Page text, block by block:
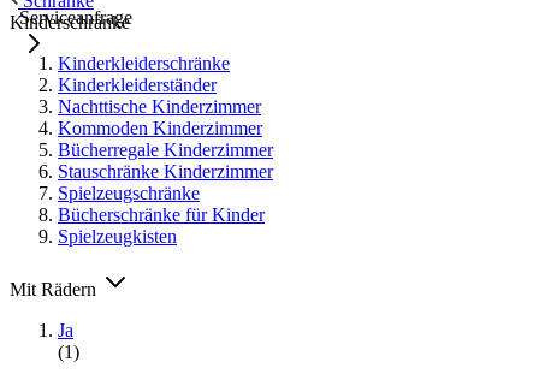
Serviceanfrage
Kinderschränke
Kinderkleiderschränke
Kinderkleiderständer
Nachttische Kinderzimmer
Kommoden Kinderzimmer
Bücherregale Kinderzimmer
Stauschränke Kinderzimmer
Spielzeugschränke
Bücherschränke für Kinder
Spielzeugkisten
Mit Rädern
Ja
(1)